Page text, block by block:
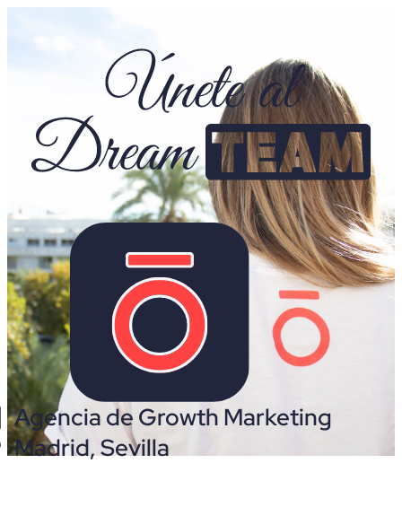
Agencia de Growth Marketing
Madrid, Sevilla